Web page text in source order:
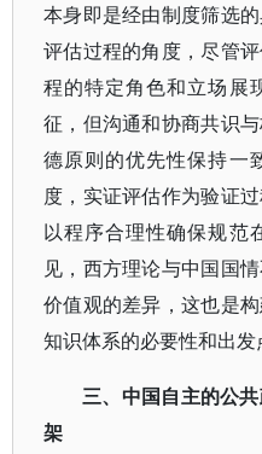
本身即是经由制度筛选
评估过程的角度，尽管
程的特定角色和立场展
征，但沟通和协商共识
德原则的优先性保持一
度，实证评估作为验证
以程序合理性确保规范
见，西方理论与中国国
价值观的差异，这也是
知识体系的必要性和出发
三、中国自主的公
架